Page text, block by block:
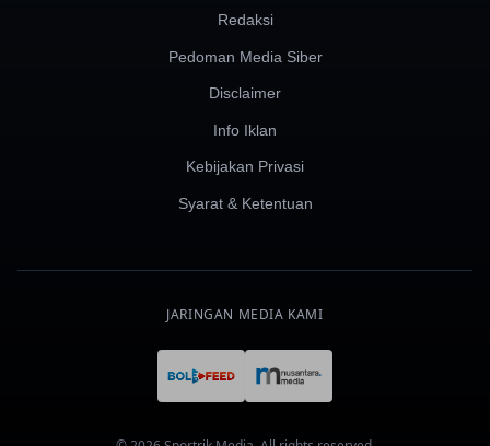
Redaksi
Pedoman Media Siber
Disclaimer
Info Iklan
Kebijakan Privasi
Syarat & Ketentuan
JARINGAN MEDIA KAMI